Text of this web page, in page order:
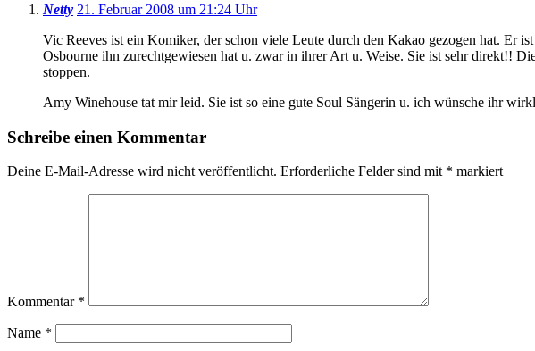
Netty 21. Februar 2008 um 21:24 Uhr
Vic Reeves ist ein Komiker, der schon viele Leute durch den Kakao gezogen hat. Er
Osbourne ihn zurechtgewiesen hat u. zwar in ihrer Art u. Weise. Sie ist sehr direkt!!
stoppen.
Amy Winehouse tat mir leid. Sie ist so eine gute Soul Sängerin u. ich wünsche ihr
Schreibe einen Kommentar
Deine E-Mail-Adresse wird nicht veröffentlicht. Erforderliche Felder sind mit * markiert
Kommentar *
Name *